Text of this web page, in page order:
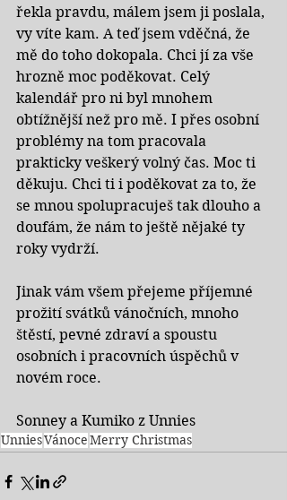
řekla pravdu, málem jsem ji poslala,
vy víte kam. A teď jsem vděčná, že
mě do toho dokopala. Chci jí za vše
hrozně moc poděkovat. Celý
kalendář pro ni byl mnohem
obtížnější než pro mě. I přes osobní
problémy na tom pracovala
prakticky veškerý volný čas. Moc ti
děkuju. Chci ti i poděkovat za to, že
se mnou spolupracuješ tak dlouho a
doufám, že nám to ještě nějaké ty
roky vydrží.
Jinak vám všem přejeme příjemné
prožití svátků vánočních, mnoho
štěstí, pevné zdraví a spoustu
osobních i pracovních úspěchů v
novém roce.
Sonney a Kumiko z Unnies
UnniesVánoceMerry Christmas